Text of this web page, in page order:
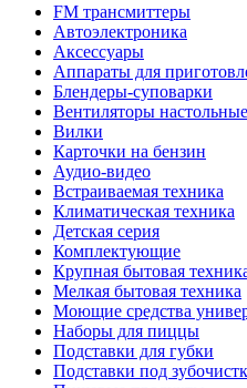
FM трансмиттеры
Автоэлектроника
Аксессуары
Аппараты для
Блендеры-суповарки
Вентиляторы настольные
Вилки
Карточки на бензин
Аудио-видео
Встраиваемая техника
Климатическая техника
Детская серия
Комплектующие
Крупная бытовая
Мелкая бытовая техника
Моющие средства
Наборы для пиццы
Подставки для губки
Подставки под